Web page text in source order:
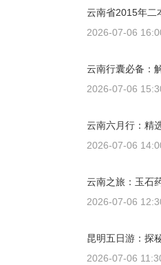
云南省2015年二
2026-07-06
云南行囊必备：
2026-07-06
云南六月行：精
2026-07-06
云南之旅：玉石
2026-07-06
昆明五日游：探
2026-07-06